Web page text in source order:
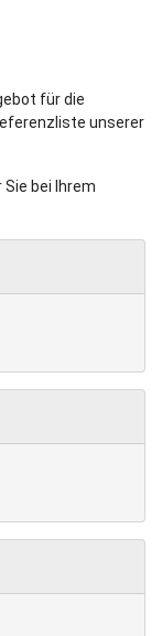
für die
unserer
bei Ihrem